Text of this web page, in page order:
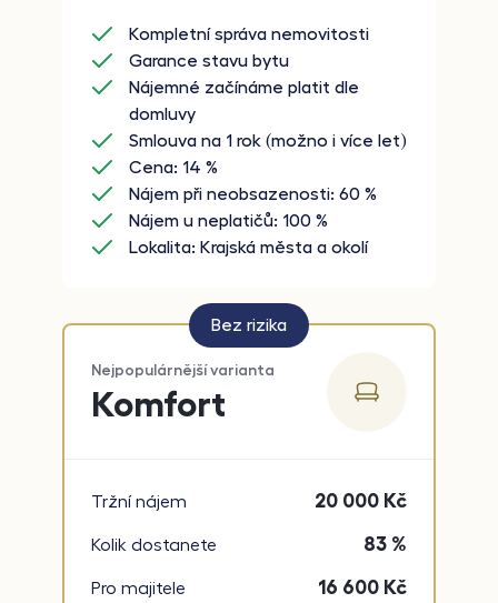
Kompletní správa nemovitosti
Garance stavu bytu
Nájemné začínáme platit dle
domluvy
Smlouva na 1 rok (možno i více let)
Cena: 14 %
Nájem při neobsazenosti: 60 %
Nájem u neplatičů: 100 %
Lokalita: Krajská města a okolí
Bez rizika
Nejpopulárnější varianta
Komfort
Tržní nájem 20 000 Kč
Kolik dostanete 83 %
Pro majitele 16 600 Kč